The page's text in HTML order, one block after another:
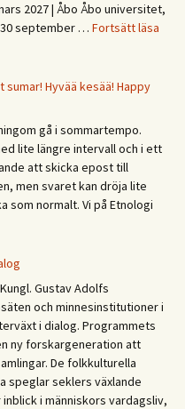
2027 | Åbo Åbo universitet,
30 september … Fortsätt läsa
/
Hyvää kesää! Happy
gå i sommartempo.
lite längre intervall och i ett
att skicka epost till
men svaret kan dröja lite
som normalt. Vi på Etnologi
Gustav Adolfs
och minnesinstitutioner i
i dialog. Programmets
ny forskargeneration att
De folkkulturella
speglar seklers växlande
i människors vardagsliv,